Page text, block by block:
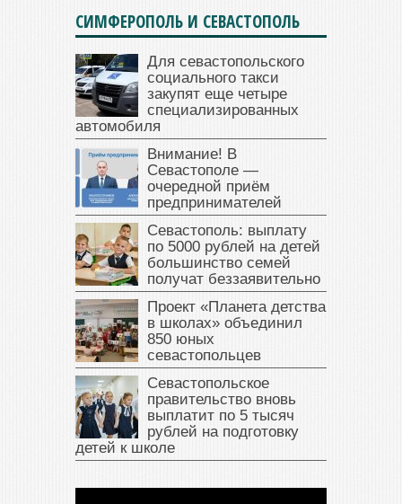
СИМФЕРОПОЛЬ И СЕВАСТОПОЛЬ
Для севастопольского
социального такси
закупят еще четыре
специализированных
автомобиля
Внимание! В
Севастополе —
очередной приём
предпринимателей
Севастополь: выплату
по 5000 рублей на детей
большинство семей
получат беззаявительно
Проект «Планета детства
в школах» объединил
850 юных
севастопольцев
Севастопольское
правительство вновь
выплатит по 5 тысяч
рублей на подготовку
детей к школе